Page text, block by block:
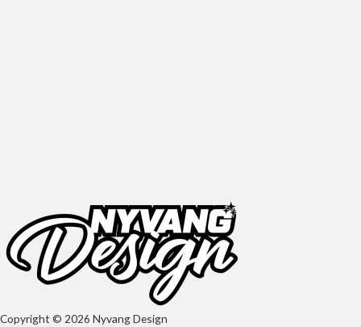
Copyright © 2026 Nyvang Design